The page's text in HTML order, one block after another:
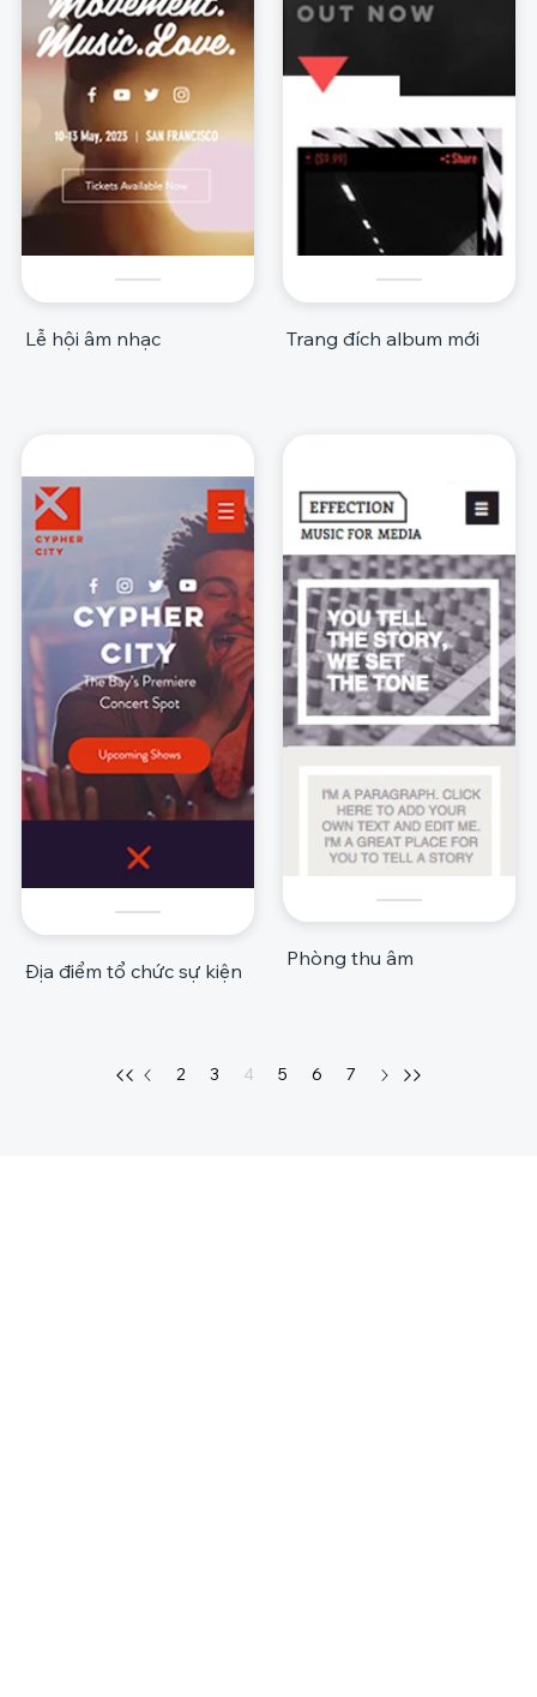
Lễ hội âm nhạc Trang đích album mới
Địa điểm tổ chức sự kiện
Phòng thu âm
2 3 4 5 6 7